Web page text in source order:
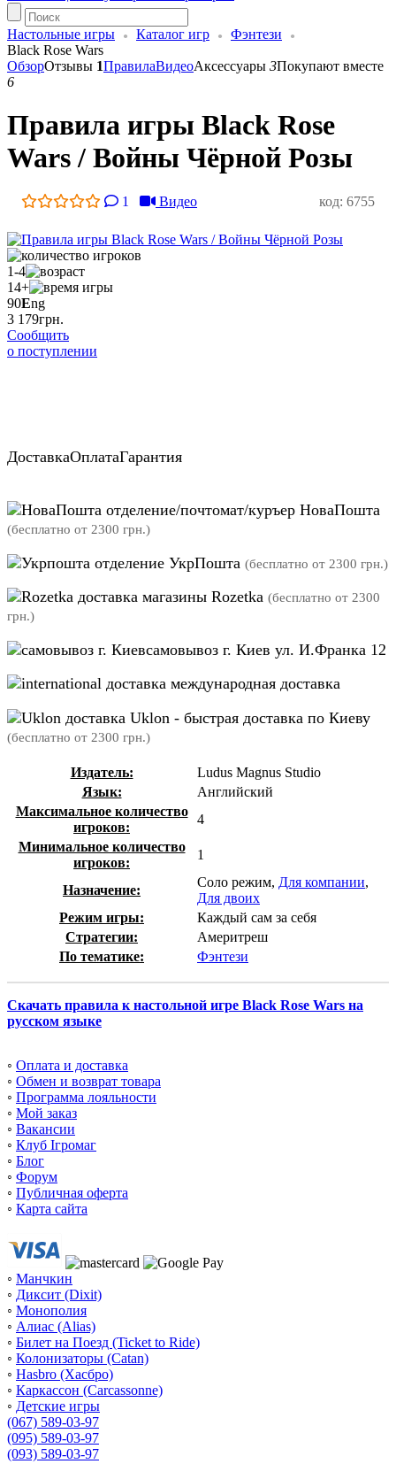
Настольные игры Каталог игр
Фэнтези
Black Rose Wars
ОбзорОтзывы 1ПравилаВидеоАксессуары 3Покупают вместе
6
Правила игры Black Rose
Wars / Войны Чёрной Розы
1 Видео код: 6755
1-4
14+
90Eng
3 179грн.
Сообщить
о поступлении
ДоставкаОплатаГарантия
отделение/почтомат/куръер НоваПошта
(бесплатно от 2300 грн.)
отделение УкрПошта (бесплатно от 2300 грн.)
магазины Rozetka (бесплатно от 2300
грн.)
самовывоз г. Киев ул. И.Франка 12
международная доставка
Uklon - быстрая доставка по Киеву
(бесплатно от 2300 грн.)
Издатель:
Ludus Magnus Studio
Язык:
Английский
Максимальное количество
игроков:
4
Минимальное количество
игроков:
1
Назначение:
Соло режим, Для компании,
Для двоих
Режим игры:
Каждый сам за себя
Стратегии:
Америтреш
По тематике:
Фэнтези
Скачать правила к настольной игре Black Rose Wars на
русском языке
◦ Оплата и доставка
◦ Обмен и возврат товара
◦ Программа лояльности
◦ Мой заказ
◦ Вакансии
◦ Клуб Ігромаг
◦ Блог
◦ Форум
◦ Публичная оферта
◦ Карта сайта
◦ Манчкин
◦ Диксит (Dixit)
◦ Монополия
◦ Алиас (Alias)
◦ Билет на Поезд (Ticket to Ride)
◦ Колонизаторы (Catan)
◦ Hasbro (Хасбро)
◦ Каркассон (Carcassonne)
◦ Детские игры
(067) 589-03-97
(095) 589-03-97
(093) 589-03-97